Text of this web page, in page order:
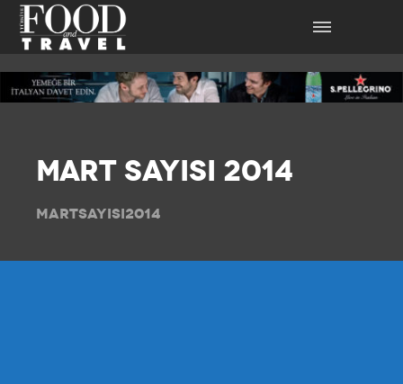
MART SAYISI 2014
MARTSAYISI2014